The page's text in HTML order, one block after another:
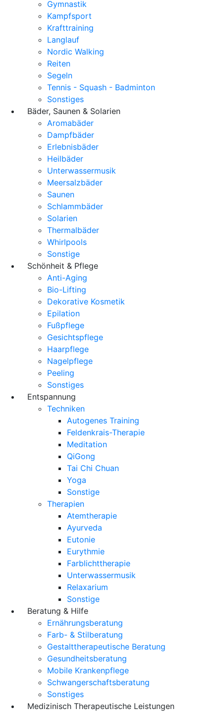
Gymnastik
Kampfsport
Krafttraining
Langlauf
Nordic Walking
Reiten
Segeln
Tennis - Squash - Badminton
Sonstiges
Bäder, Saunen & Solarien
Aromabäder
Dampfbäder
Erlebnisbäder
Heilbäder
Unterwassermusik
Meersalzbäder
Saunen
Schlammbäder
Solarien
Thermalbäder
Whirlpools
Sonstige
Schönheit & Pflege
Anti-Aging
Bio-Lifting
Dekorative Kosmetik
Epilation
Fußpflege
Gesichtspflege
Haarpflege
Nagelpflege
Peeling
Sonstiges
Entspannung
Techniken
Autogenes Training
Feldenkrais-Therapie
Meditation
QiGong
Tai Chi Chuan
Yoga
Sonstige
Therapien
Atemtherapie
Ayurveda
Eutonie
Eurythmie
Farblichttherapie
Unterwassermusik
Relaxarium
Sonstige
Beratung & Hilfe
Ernährungsberatung
Farb- & Stilberatung
Gestalttherapeutische Beratung
Gesundheitsberatung
Mobile Krankenpflege
Schwangerschaftsberatung
Sonstiges
Medizinisch Therapeutische Leistungen